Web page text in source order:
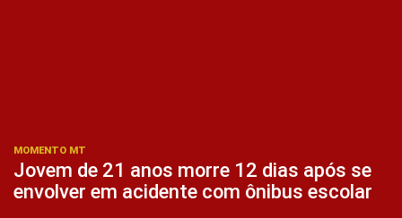
MOMENTO MT
Jovem de 21 anos morre 12 dias após se
envolver em acidente com ônibus escolar